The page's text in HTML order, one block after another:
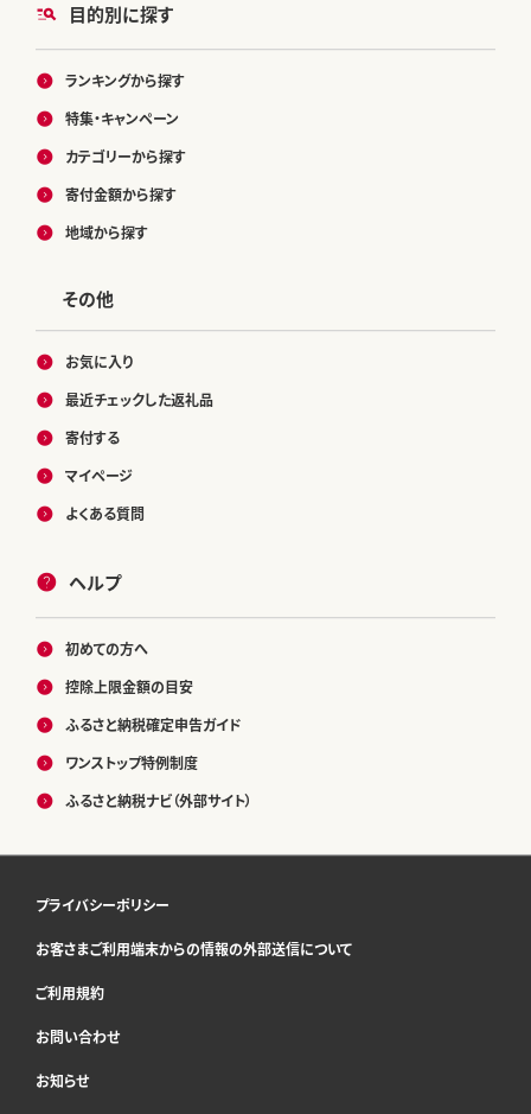
目的別に探す
ランキングから探す
特集・キャンペーン
カテゴリーから探す
寄付金額から探す
地域から探す
その他
お気に入り
最近チェックした返礼品
寄付する
マイページ
よくある質問
ヘルプ
初めての方へ
控除上限金額の目安
ふるさと納税確定申告ガイド
ワンストップ特例制度
ふるさと納税ナビ（外部サイト）
プライバシーポリシー
お客さまご利用端末からの情報の外部送信について
ご利用規約
お問い合わせ
お知らせ